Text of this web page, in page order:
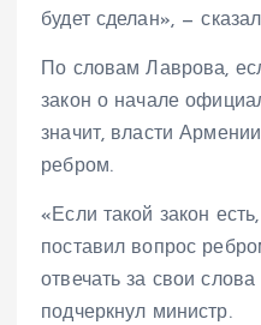
будет сделан», —
По словам Лаврова,
закон о начале
значит, власти
ребром.
«Если такой закон
поставил вопрос
отвечать за свои
подчеркнул министр.